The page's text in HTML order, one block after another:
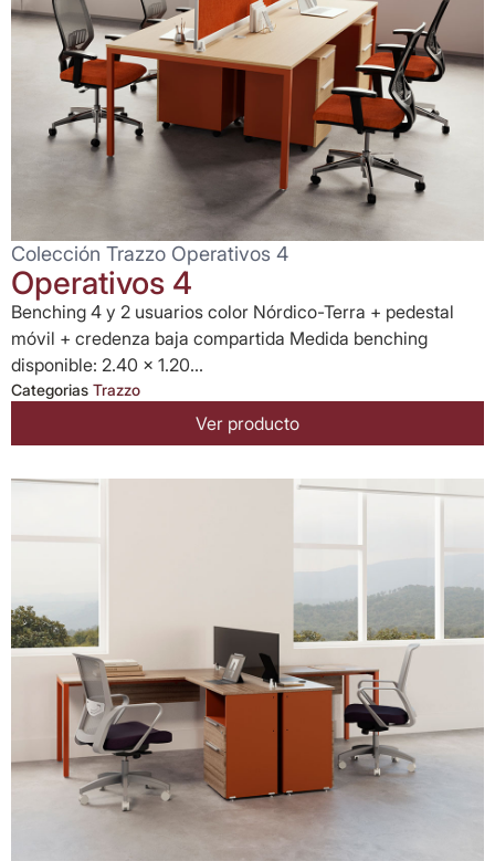
Colección Trazzo Operativos 4
Operativos 4
Benching 4 y 2 usuarios color Nórdico-Terra + pedestal
móvil + credenza baja compartida Medida benching
disponible: 2.40 x 1.20...
Categorias Trazzo
Ver producto